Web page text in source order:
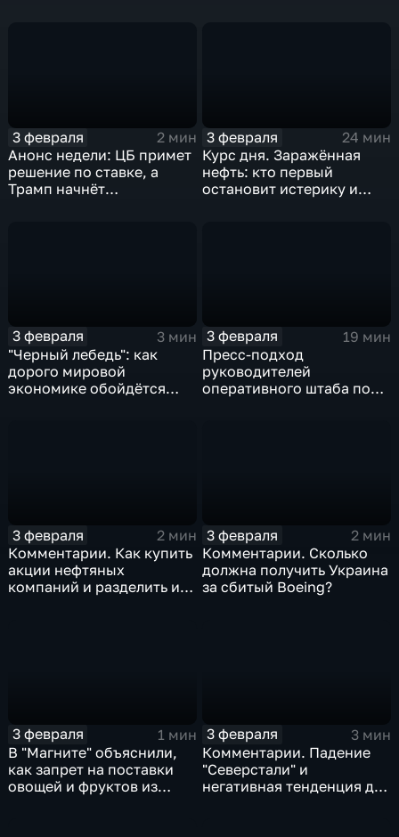
3 февраля
2 мин
Анонс недели: ЦБ примет
решение по ставке, а
Трамп начнёт
3 февраля
24 мин
Курс дня. Заражённая
нефть: кто первый
остановит истерику и
3 февраля
3 мин
"Черный лебедь": как
дорого мировой
экономике обойдётся
3 февраля
19 мин
Пресс-подход
руководителей
оперативного штаба по
3 февраля
2 мин
Комментарии. Как купить
акции нефтяных
компаний и разделить их
3 февраля
2 мин
Комментарии. Сколько
должна получить Украина
за сбитый Boeing?
3 февраля
1 мин
В "Магните" объяснили,
как запрет на поставки
овощей и фруктов из
3 февраля
3 мин
Комментарии. Падение
"Северстали" и
негативная тенденция для